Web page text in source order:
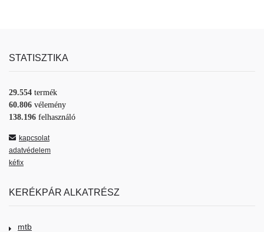
STATISZTIKA
29.554 termék
60.806 vélemény
138.196 felhasználó
kapcsolat
adatvédelem
kéfix
KERÉKPÁR ALKATRÉSZ
mtb